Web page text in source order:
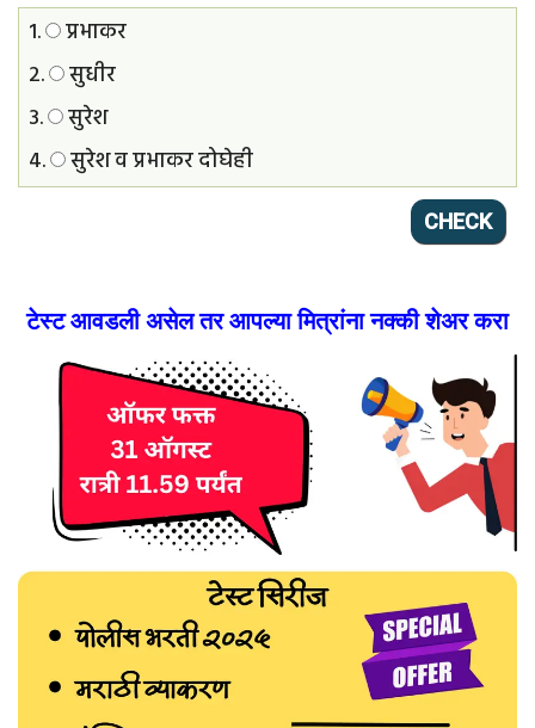
1.
प्रभाकर
2.
सुधीर
3.
सुरेश
4.
सुरेश व प्रभाकर दोघेही
टेस्ट आवडली असेल तर आपल्या मित्रांना नक्की शेअर करा